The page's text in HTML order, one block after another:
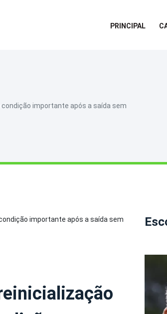
PRINCIPAL
condição importante após a saída sem